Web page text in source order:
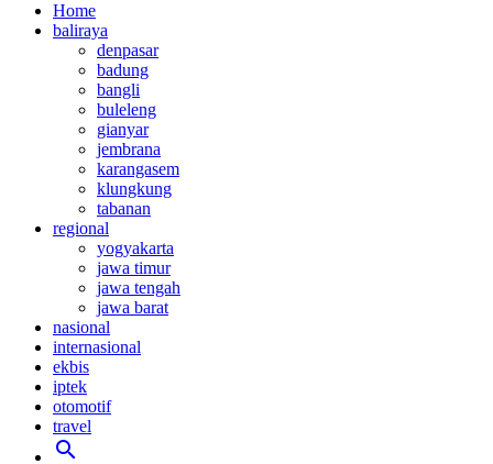
Home
baliraya
denpasar
badung
bangli
buleleng
gianyar
jembrana
karangasem
klungkung
tabanan
regional
yogyakarta
jawa timur
jawa tengah
jawa barat
nasional
internasional
ekbis
iptek
otomotif
travel
search